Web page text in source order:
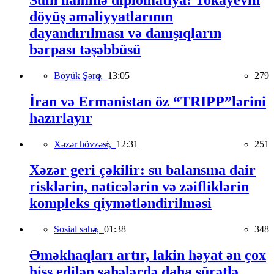
döyüş əməliyyatlarının
dayandırılması və danışıqların
bərpası təşəbbüsü
Böyük Şərq, 13:05 279
İran və Ermənistan öz “TRIPP”lərini
hazırlayır
Xəzər hövzəsi, 12:31 251
Xəzər geri çəkilir: su balansına dair
risklərin, nəticələrin və zəifliklərin
kompleks qiymətləndirilməsi
Sosial sahə, 01:38 348
Əməkhaqları artır, lakin həyat ən çox